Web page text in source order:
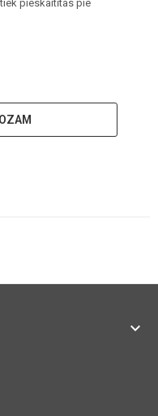
pieskaitītas pie
